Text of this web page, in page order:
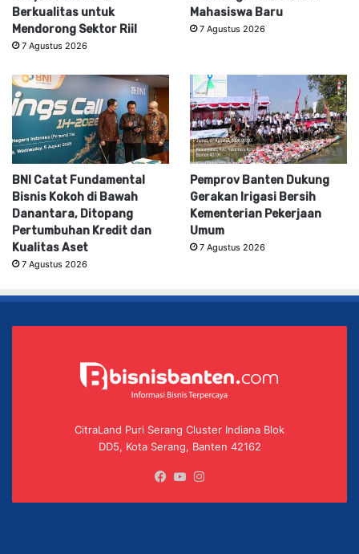
Berkualitas untuk
Mendorong Sektor Riil
7 Agustus 2026
Mahasiswa Baru
7 Agustus 2026
BNI Catat Fundamental
Bisnis Kokoh di Bawah
Danantara, Ditopang
Pertumbuhan Kredit dan
Kualitas Aset
7 Agustus 2026
Pemprov Banten Dukung
Gerakan Irigasi Bersih
Kementerian Pekerjaan
Umum
7 Agustus 2026
CitraLand Puri Serang Cluster Indiana Blok
DD5, Kota Serang, Banten 42162
Facebook
YouTube